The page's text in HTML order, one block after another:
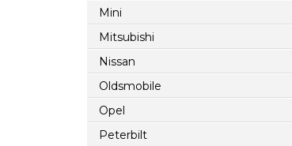
Mini
Mitsubishi
Nissan
Oldsmobile
Opel
Peterbilt